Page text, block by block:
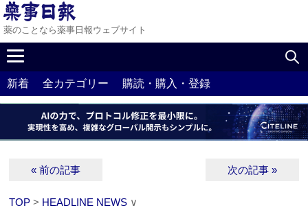
薬のことなら薬事日報ウェブサイト
新着 全カテゴリー 購読・購入・登録
« 前の記事 次の記事 »
TOP > HEADLINE NEWS ∨